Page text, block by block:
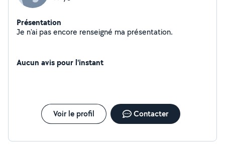
Présentation
Je n'ai pas encore renseigné ma présentation.
Aucun avis pour l'instant
Voir le profil Contacter